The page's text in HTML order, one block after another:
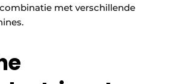
met verschillende